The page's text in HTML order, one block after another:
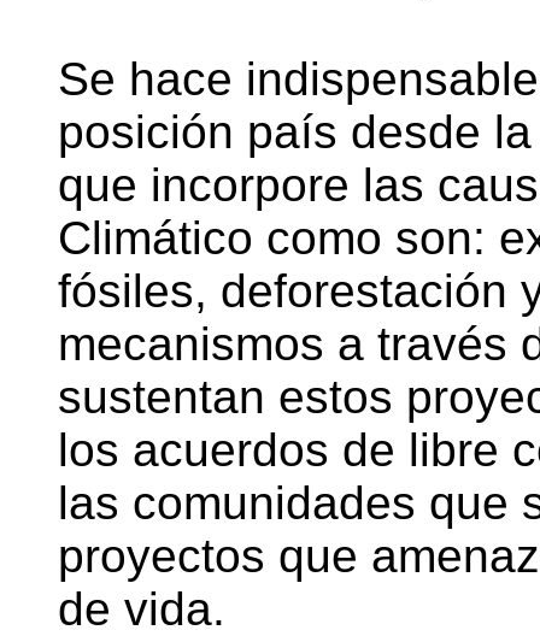
Se hace
posición país desde
que incorpore las
Climático como son:
fósiles, deforestación
mecanismos a través
sustentan estos
los acuerdos de libre
las comunidades que
proyectos que
de vida.